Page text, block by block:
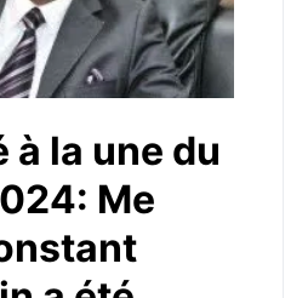
la une du
Me